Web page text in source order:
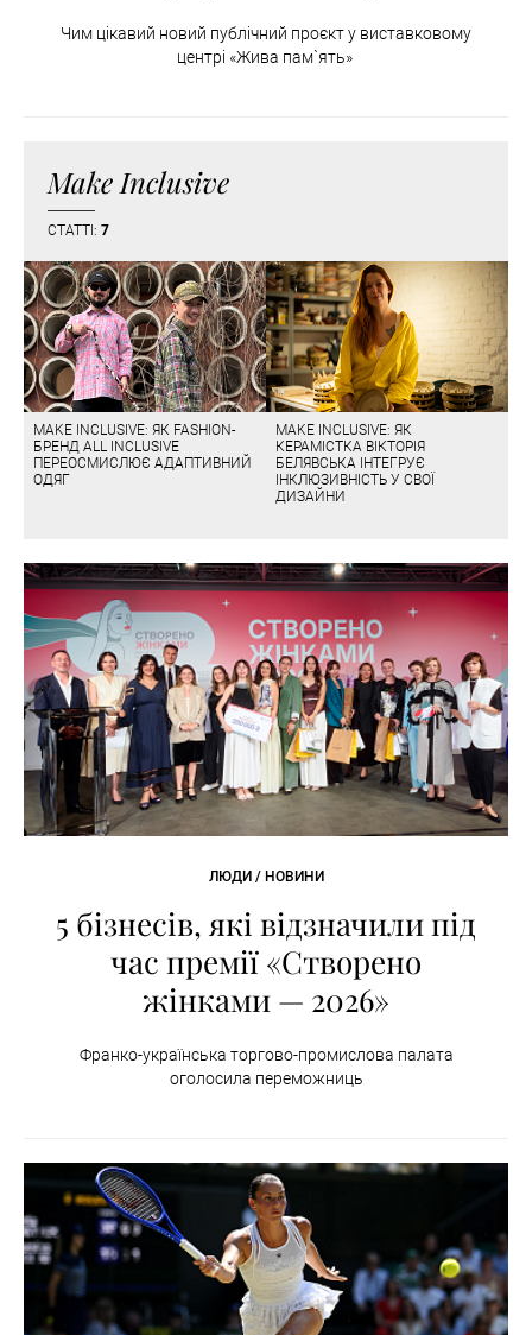
Чим цікавий новий публічний проєкт у виставковому
центрі «Жива пам`ять»
Make Inclusive
СТАТТІ: 7
MAKE INCLUSIVE: ЯК FASHION-
БРЕНД ALL INCLUSIVE
ПЕРЕОСМИСЛЮЄ АДАПТИВНИЙ
ОДЯГ
MAKE INCLUSIVE: ЯК
КЕРАМІСТКА ВІКТОРІЯ
БЕЛЯВСЬКА ІНТЕГРУЄ
ІНКЛЮЗИВНІСТЬ У СВОЇ
ДИЗАЙНИ
ЛЮДИ / НОВИНИ
5 бізнесів, які відзначили під
час премії «Створено
жінками — 2026»
Франко-українська торгово-промислова палата
оголосила переможниць